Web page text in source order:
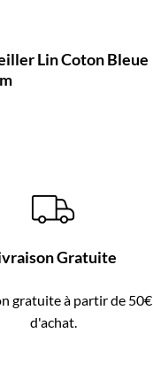
Lin Coton Bleue
Gratuite
gratuite à partir de 50€
d'achat.